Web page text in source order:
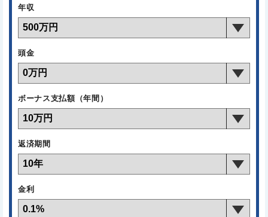
年収
頭金
ボーナス支払額（年間）
返済期間
金利